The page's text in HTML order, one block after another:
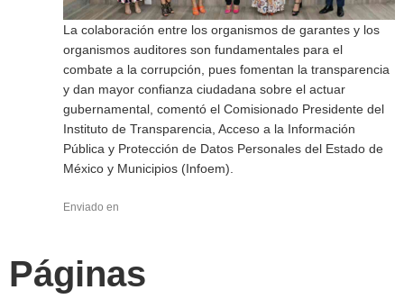
La colaboración entre los organismos de garantes y los
organismos auditores son fundamentales para el
combate a la corrupción, pues fomentan la transparencia
y dan mayor confianza ciudadana sobre el actuar
gubernamental, comentó el Comisionado Presidente del
Instituto de Transparencia, Acceso a la Información
Pública y Protección de Datos Personales del Estado de
México y Municipios (Infoem).
Enviado en
Páginas